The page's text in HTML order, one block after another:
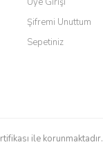
Şifremi Unuttum
Sepetiniz
ile korunmaktadır.